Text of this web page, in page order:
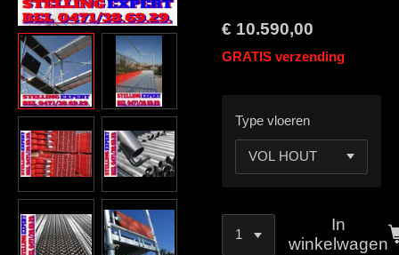
€ 10.590,00
GRATIS verzending
Type vloeren
In
winkelwagen